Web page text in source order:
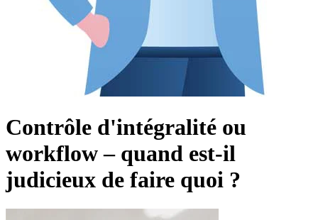
Contrôle d'intégralité ou
workflow – quand est-il
judicieux de faire quoi ?